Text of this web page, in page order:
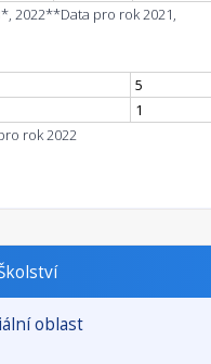
2022**Data pro rok 2021,
5
1
rok 2022
oblast